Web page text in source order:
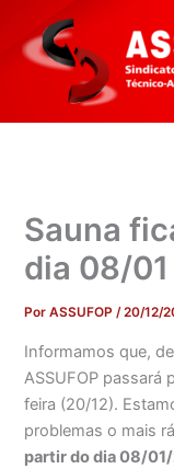
para
conteúdo
Sauna
dia 08/01
PorASSUFOP/20/12/
Informamos que,
ASSUFOP passará
feira (20/12).
problemas o mais
partir do dia 08/